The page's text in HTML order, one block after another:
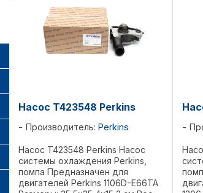
Насос T423548 Perkins
Производитель: Perkins
Насос T423548 Perkins Насос
системы охлаждения Perkins,
помпа Предназначен для
двигателей Perkins 1106D-E66TA